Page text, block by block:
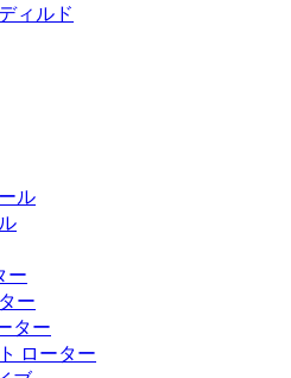
ィルド
ル
ー
ー
ター
ローター